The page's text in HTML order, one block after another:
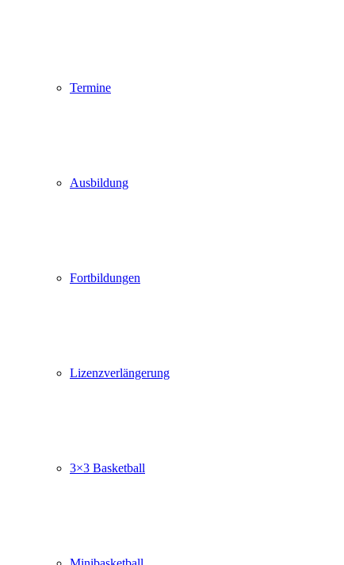
Termine
Ausbildung
Fortbildungen
Lizenzverlängerung
3×3 Basketball